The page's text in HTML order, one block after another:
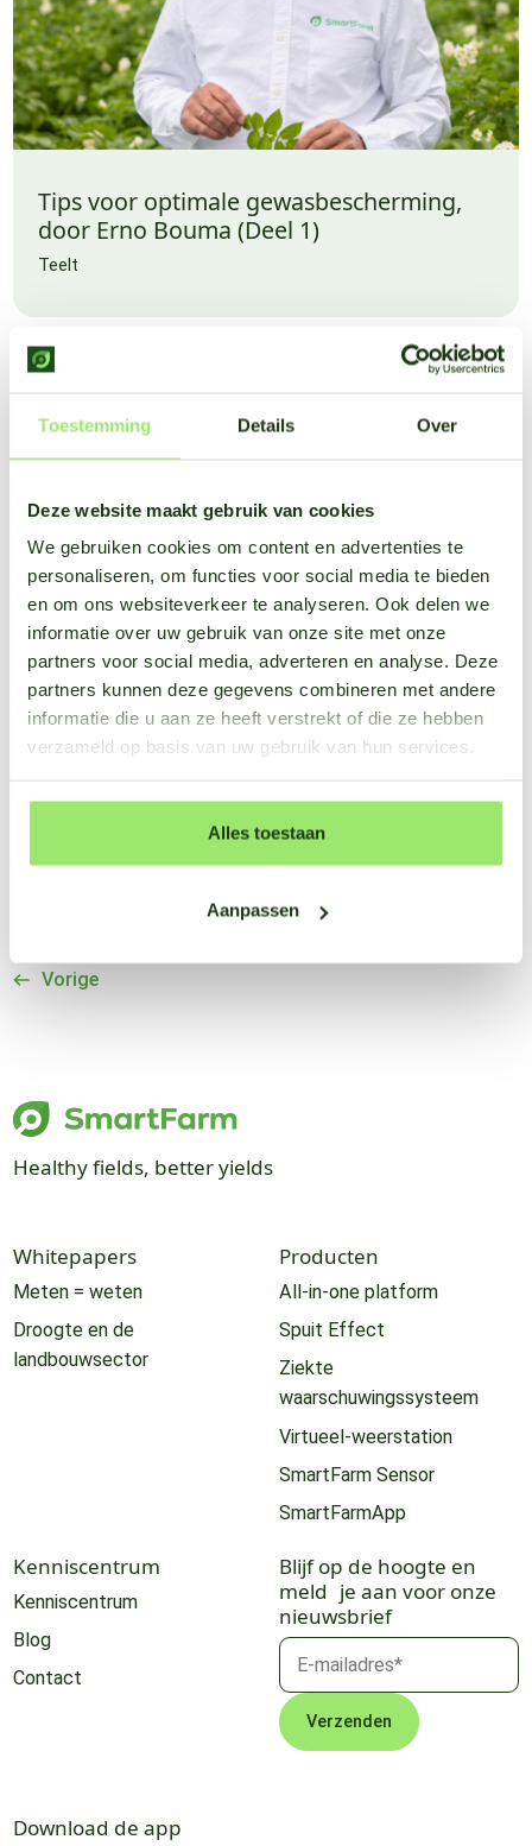
Toestemming Details Over
Deze website maakt gebruik van cookies
We gebruiken cookies om content en advertenties te
personaliseren, om functies voor social media te bieden
en om ons websiteverkeer te analyseren. Ook delen we
informatie over uw gebruik van onze site met onze
partners voor social media, adverteren en analyse. Deze
partners kunnen deze gegevens combineren met andere
informatie die u aan ze heeft verstrekt of die ze hebben
verzameld op basis van uw gebruik van hun services.
Alles toestaan
Aanpassen
Tips voor optimale gewasbescherming,
door Erno Bouma (Deel 1)
Teelt
Spuitplanner: Uw gewassen op het juiste
moment spuiten
Vorige
Healthy fields, better yields
Whitepapers
Meten = weten
Droogte en de
landbouwsector
Producten
All-in-one platform
Spuit Effect
Ziekte
waarschuwingssysteem
Virtueel-weerstation
SmartFarm Sensor
SmartFarmApp
Kenniscentrum
Kenniscentrum
Blog
Contact
Blijf op de hoogte en
meld je aan voor onze
nieuwsbrief
Download de app